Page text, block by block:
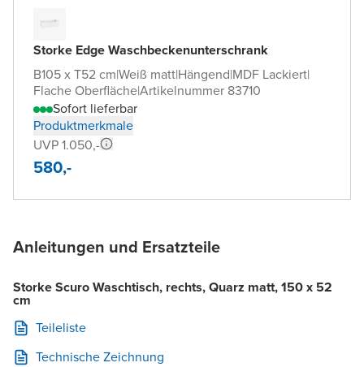
Storke Edge Waschbeckenunterschrank
B105 x T52 cm|Weiß matt|Hängend|MDF Lackiert|
Flache Oberfläche|Artikelnummer 83710
Sofort lieferbar
Produktmerkmale
UVP 1.050,-
580,-
Anleitungen und Ersatzteile
Storke Scuro Waschtisch, rechts, Quarz matt, 150 x 52
cm
Teileliste
Technische Zeichnung